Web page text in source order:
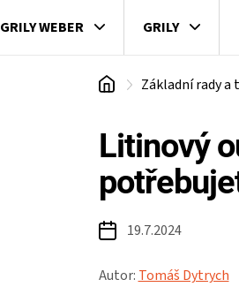
GRILY WEBER GRILY
LEDNICE NA ZRÁNÍ MASA
DomůZákladní rady a
Litinový
19.7.2024
Autor: Tomáš Dytrych